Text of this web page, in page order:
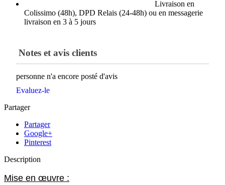
Livraison en
Colissimo (48h), DPD Relais (24-48h) ou en messagerie
livraison en 3 à 5 jours
Notes et avis clients
personne n'a encore posté d'avis
Evaluez-le
Partager
Partager
Google+
Pinterest
Description
Mise en œuvre :